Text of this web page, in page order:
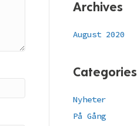
Archives
August 2020
Categories
Nyheter
På Gång